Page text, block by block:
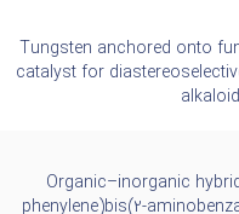
Tungsten anchored onto
catalyst for
Organic–inorganic
phenylene)bis(2-